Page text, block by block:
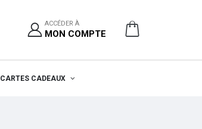
ACCÉDER À
MON COMPTE
CARTES CADEAUX